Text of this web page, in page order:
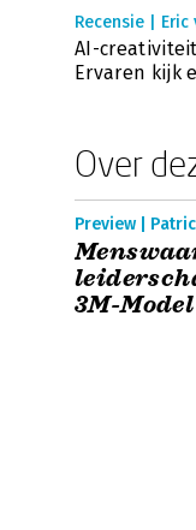
Recensie | Eric
AI-
Ervaren kijk
Over
Preview |
3M-Model